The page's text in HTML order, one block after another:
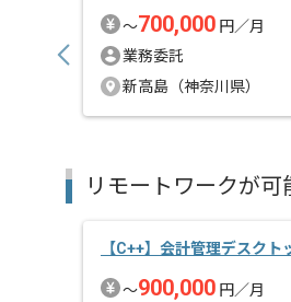
〜700,000 円／月
業務委託
新高島（神奈川県）
リモートワークが可
【C++】会計管理デスク
〜900,000 円／月